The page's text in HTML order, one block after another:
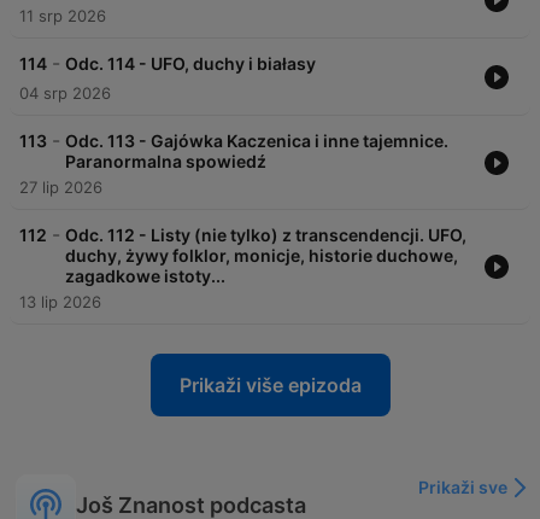
11 srp 2026
114 - Odc. 114 - UFO, duchy i białasy
04 srp 2026
113 - Odc. 113 - Gajówka Kaczenica i inne tajemnice.
Paranormalna spowiedź
27 lip 2026
112 - Odc. 112 - Listy (nie tylko) z transcendencji. UFO,
duchy, żywy folklor, monicje, historie duchowe,
zagadkowe istoty...
13 lip 2026
Prikaži više epizoda
Još Znanost podcasta
Prikaži sve